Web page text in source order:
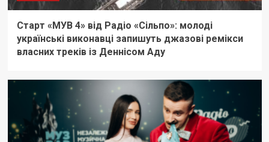
Старт «МУВ 4» від Радіо «Сільпо»: молоді
українські виконавці запишуть джазові ремікси
власних треків із Деннісом Аду